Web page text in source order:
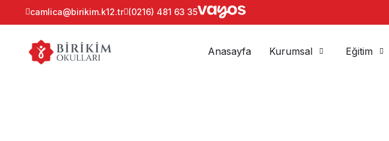
camlica@birikim.k12.tr (0216) 481 63 35
Anasayfa Kurumsal Eğitim